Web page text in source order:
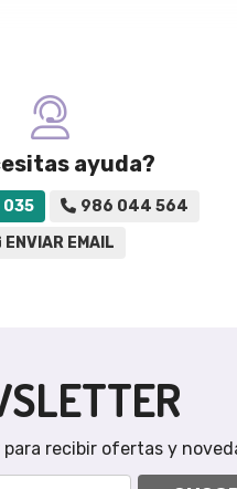
ayuda?
986 044 564
ENVIAR EMAIL
recibir ofertas y